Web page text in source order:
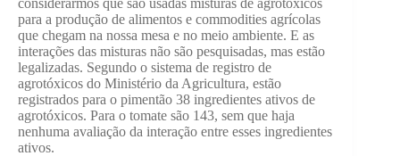
considerarmos que são usadas misturas de agrotóxicos
para a produção de alimentos e commodities agrícolas
que chegam na nossa mesa e no meio ambiente. E as
interações das misturas não são pesquisadas, mas estão
legalizadas. Segundo o sistema de registro de
agrotóxicos do Ministério da Agricultura, estão
registrados para o pimentão 38 ingredientes ativos de
agrotóxicos. Para o tomate são 143, sem que haja
nenhuma avaliação da interação entre esses ingredientes
ativos.